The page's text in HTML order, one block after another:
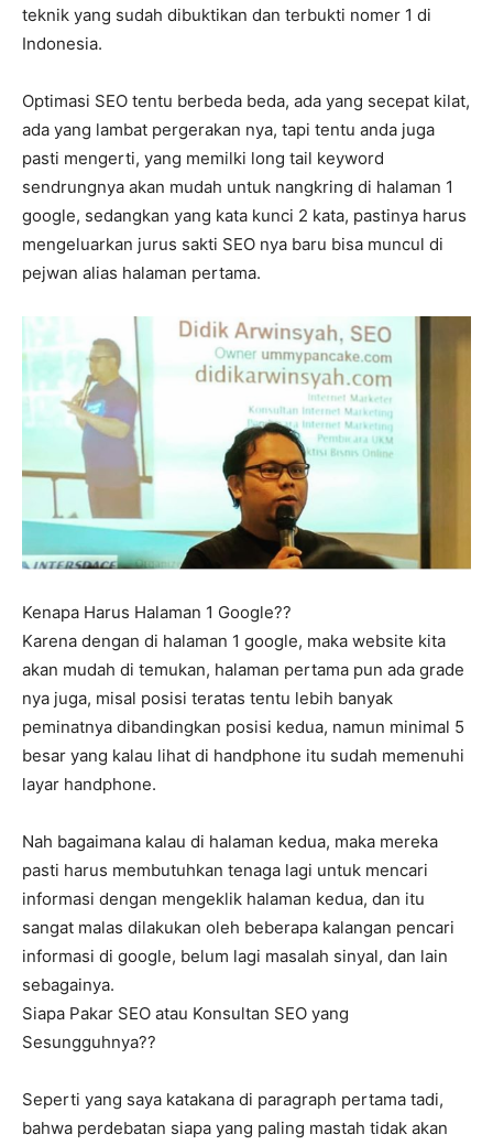
teknik yang sudah dibuktikan dan terbukti nomer 1 di
Indonesia.
Optimasi SEO tentu berbeda beda, ada yang secepat kilat,
ada yang lambat pergerakan nya, tapi tentu anda juga
pasti mengerti, yang memilki long tail keyword
sendrungnya akan mudah untuk nangkring di halaman 1
google, sedangkan yang kata kunci 2 kata, pastinya harus
mengeluarkan jurus sakti SEO nya baru bisa muncul di
pejwan alias halaman pertama.
Kenapa Harus Halaman 1 Google??
Karena dengan di halaman 1 google, maka website kita
akan mudah di temukan, halaman pertama pun ada grade
nya juga, misal posisi teratas tentu lebih banyak
peminatnya dibandingkan posisi kedua, namun minimal 5
besar yang kalau lihat di handphone itu sudah memenuhi
layar handphone.
Nah bagaimana kalau di halaman kedua, maka mereka
pasti harus membutuhkan tenaga lagi untuk mencari
informasi dengan mengeklik halaman kedua, dan itu
sangat malas dilakukan oleh beberapa kalangan pencari
informasi di google, belum lagi masalah sinyal, dan lain
sebagainya.
Siapa Pakar SEO atau Konsultan SEO yang
Sesungguhnya??
Seperti yang saya katakana di paragraph pertama tadi,
bahwa perdebatan siapa yang paling mastah tidak akan